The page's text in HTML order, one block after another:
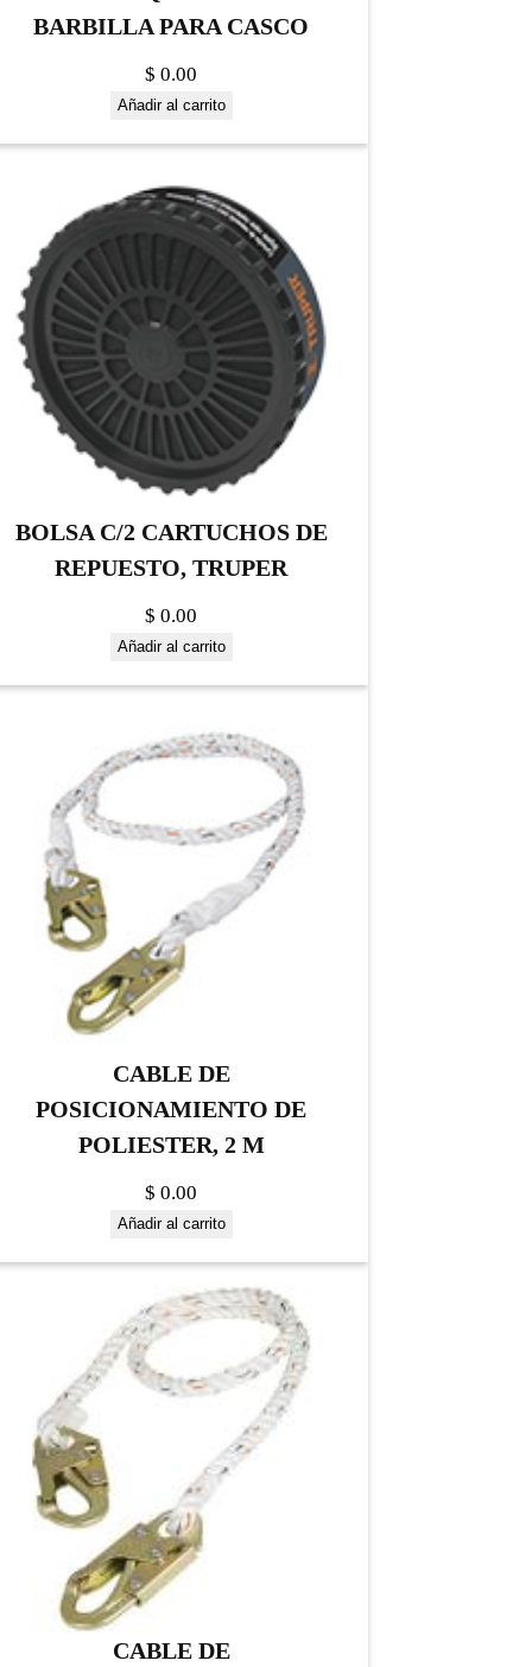
BARBILLA PARA CASCO
$ 0.00
Añadir al carrito
BOLSA C/2 CARTUCHOS DE
REPUESTO, TRUPER
$ 0.00
Añadir al carrito
CABLE DE
POSICIONAMIENTO DE
POLIESTER, 2 M
$ 0.00
Añadir al carrito
CABLE DE